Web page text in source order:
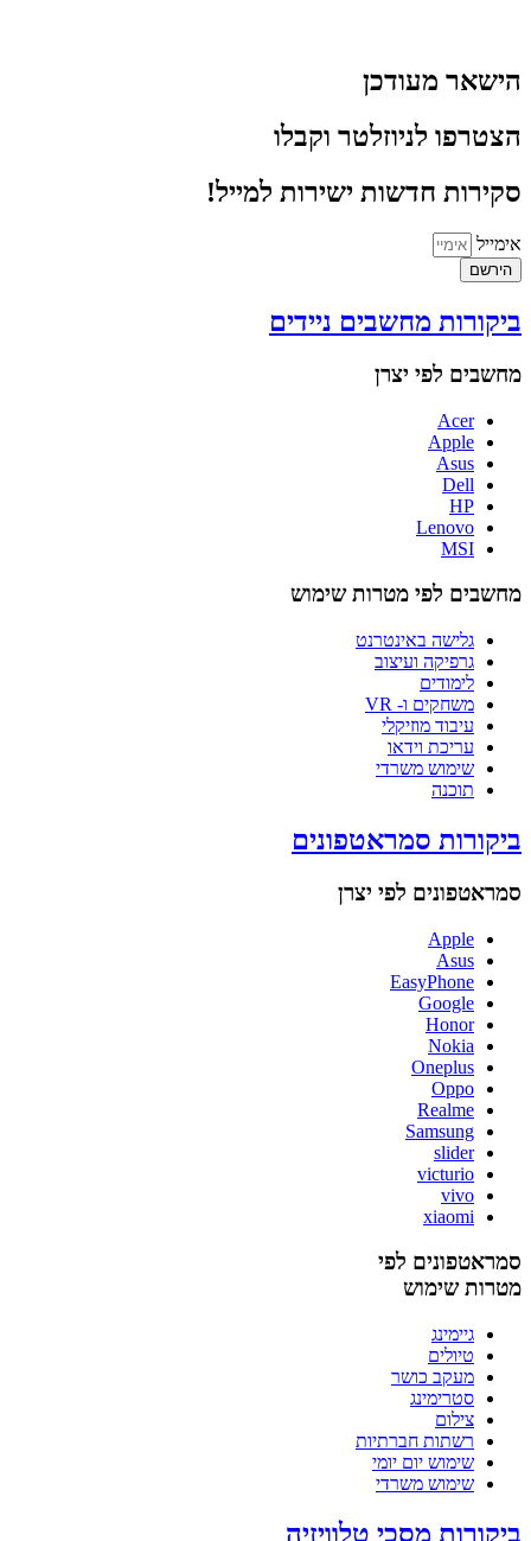
הישאר מעודכן
הצטרפו לניוזלטר וקבלו
סקירות חדשות ישירות למייל!
אימייל
הירשם
ביקורות מחשבים ניידים
מחשבים לפי יצרן
Acer
Apple
Asus
Dell
HP
Lenovo
MSI
מחשבים לפי מטרות שימוש
גלישה באינטרנט
גרפיקה ועיצוב
לימודים
משחקים ו- VR
עיבוד מוזיקלי
עריכת וידאו
שימוש משרדי
תוכנה
ביקורות סמראטפונים
סמראטפונים לפי יצרן
Apple
Asus
EasyPhone
Google
Honor
Nokia
Oneplus
Oppo
Realme
Samsung
slider
victurio
vivo
xiaomi
סמראטפונים לפי
מטרות שימוש
גיימינג
טיולים
מעקב כושר
סטרימינג
צילום
רשתות חברתיות
שימוש יום יומי
שימוש משרדי
ביקורות מסכי טלוויזיה